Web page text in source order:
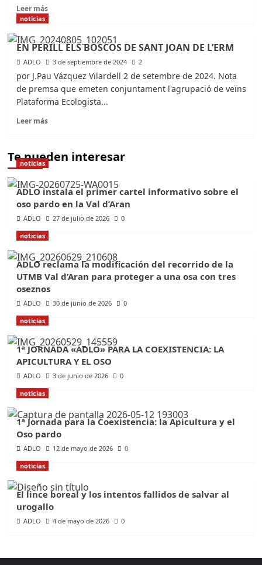
futuro
no
asegurado
(video)
Leer másLeer
Protejamos
nuestras
osas
(video)
noticias
EN PERILL ELS BOSCOS DE SANT JOAN DE L’ERM
ADLO 3 de septiembre de 2024 2
por J.Pau Vázquez Vilardell 2 de setembre de 2024. Nota
de premsa que emeten conjuntament l'agrupació de veïns
Plataforma Ecologista...
Leer másLeer
EN
PERILL
BOSCOS
DE
SANT
JOAN
DE
L’ERM
Te pueden interesar
noticias
ADLO instala el primer cartel informativo sobre el
oso pardo en la Val d’Aran
ADLO 27 de julio de 2026
0
noticias
ADLO reclama la modificación del recorrido de la
UTMB Val d’Aran para proteger a una osa con tres
oseznos
ADLO 30 de junio de 2026
0
noticias
1ª JORNADA «ADLO» PARA LA COEXISTENCIA: LA
APICULTURA Y EL OSO
ADLO 3 de junio de 2026
0
noticias
1ª Jornada para la Coexistencia: la Apicultura y el
Oso pardo
ADLO 12 de mayo de 2026
0
noticias
El lince boreal y los intentos fallidos de salvar al
urogallo
ADLO 4 de mayo de 2026 0